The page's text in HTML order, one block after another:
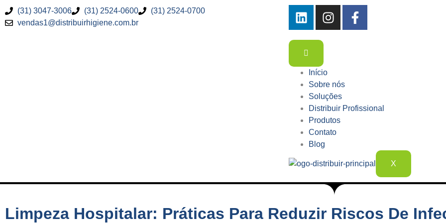
(31) 3047-3006 (31) 2524-0600
(31) 2524-0700
vendas1@distribuirhigiene.com.br
Início
Sobre nós
Soluções
Distribuir Profissional
Produtos
Contato
Blog
X
Limpeza Hospitalar: Práticas Para Reduzir Riscos De